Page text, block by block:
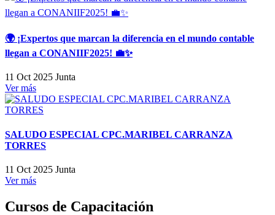
🌍 ¡Expertos que marcan la diferencia en el mundo contable
llegan a CONANIIF2025! 💼✨
11 Oct 2025 Junta
Ver más
SALUDO ESPECIAL CPC.MARIBEL CARRANZA
TORRES
11 Oct 2025 Junta
Ver más
Cursos de Capacitación